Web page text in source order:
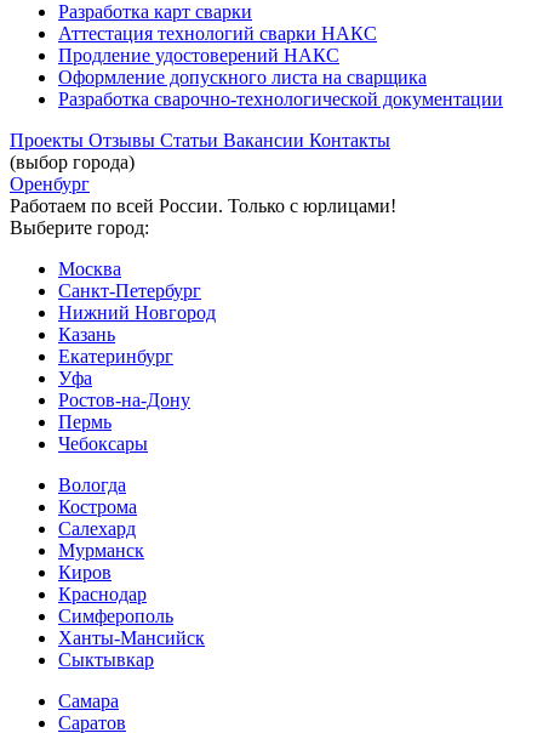
Разработка карт сварки
Аттестация технологий сварки НАКС
Продление удостоверений НАКС
Оформление допускного листа на сварщика
Разработка сварочно-технологической документации
Проекты Отзывы Статьи Вакансии Контакты
(выбор города)
Оренбург
Работаем по всей России. Только с юрлицами!
Выберите город:
Москва
Санкт-Петербург
Нижний Новгород
Казань
Екатеринбург
Уфа
Ростов-на-Дону
Пермь
Чебоксары
Вологда
Кострома
Салехард
Мурманск
Киров
Краснодар
Симферополь
Ханты-Мансийск
Сыктывкар
Самара
Саратов